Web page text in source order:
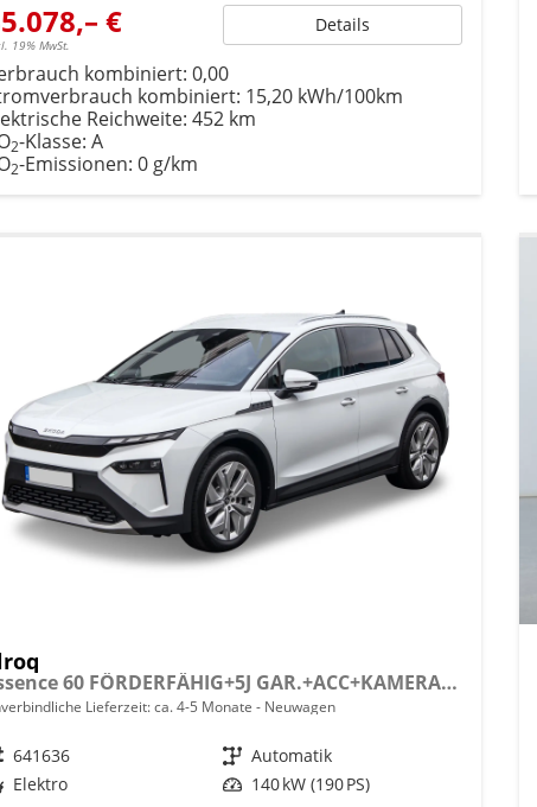
€
19% MwSt.
Details
kombiniert:0,00
kombiniert: 15,20 kWh/100km
Reichweite: 452 km
2-Klasse: A
2-Emissionen:0 g/km
Essence 60 FÖRDERFÄHIG+5J GAR.+ACC+KAMERA+19" ALU+SMARTLINK+KLIMA+LED
Lieferzeit: ca. 4-5 Monate Neuwagen
641636 Getriebe Automatik
Elektro Leistung 140 kW (190 PS)